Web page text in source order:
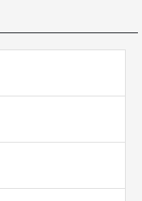
Ajuda